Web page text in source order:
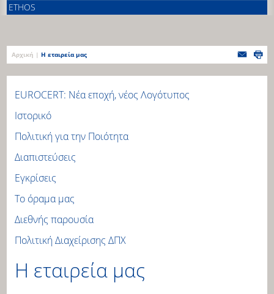
ETHOS
Αρχική |Η εταιρεία μας
EUROCERT: Νέα εποχή, νέος Λογότυπος
Ιστορικό
Πολιτική για την Ποιότητα
Διαπιστεύσεις
Εγκρίσεις
Το όραμα μας
Διεθνής παρουσία
Πολιτική Διαχείρισης ΔΠΧ
Η εταιρεία μας